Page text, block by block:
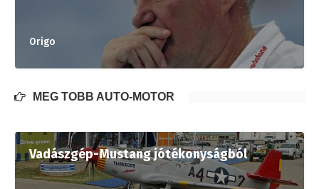
Origo
MÉG TÖBB AUTÓ-MOTOR
Vadászgép-Mustang jótékonyságból